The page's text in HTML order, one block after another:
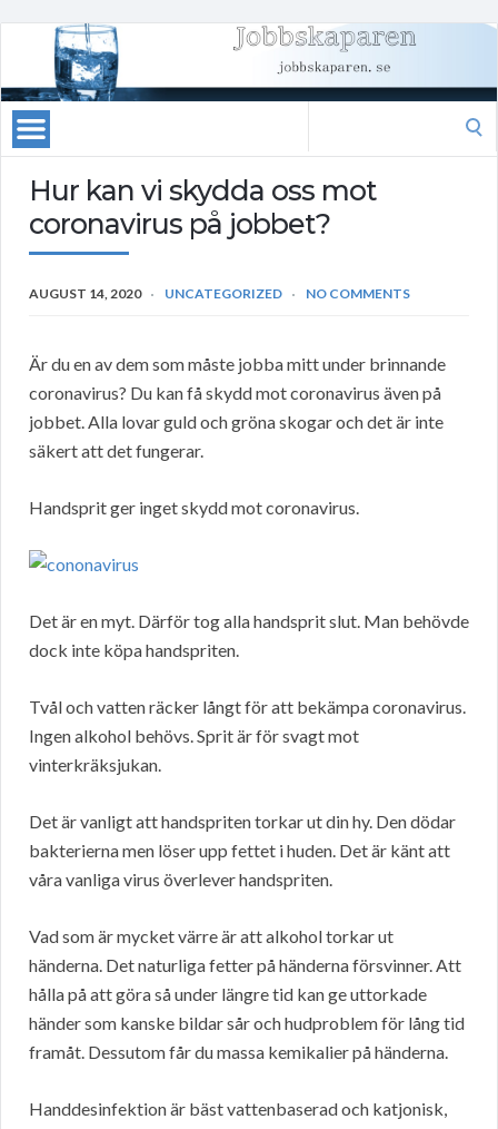
Hur kan vi skydda oss mot
coronavirus på jobbet?
AUGUST 14, 2020 UNCATEGORIZED NO COMMENTS
Är du en av dem som måste jobba mitt under brinnande
coronavirus? Du kan få skydd mot coronavirus även på
jobbet. Alla lovar guld och gröna skogar och det är inte
säkert att det fungerar.
Handsprit ger inget skydd mot coronavirus.
Det är en myt. Därför tog alla handsprit slut. Man behövde
dock inte köpa handspriten.
Tvål och vatten räcker långt för att bekämpa coronavirus.
Ingen alkohol behövs. Sprit är för svagt mot
vinterkräksjukan.
Det är vanligt att handspriten torkar ut din hy. Den dödar
bakterierna men löser upp fettet i huden. Det är känt att
våra vanliga virus överlever handspriten.
Vad som är mycket värre är att alkohol torkar ut
händerna. Det naturliga fetter på händerna försvinner. Att
hålla på att göra så under längre tid kan ge uttorkade
händer som kanske bildar sår och hudproblem för lång tid
framåt. Dessutom får du massa kemikalier på händerna.
Handdesinfektion är bäst vattenbaserad och katjonisk,